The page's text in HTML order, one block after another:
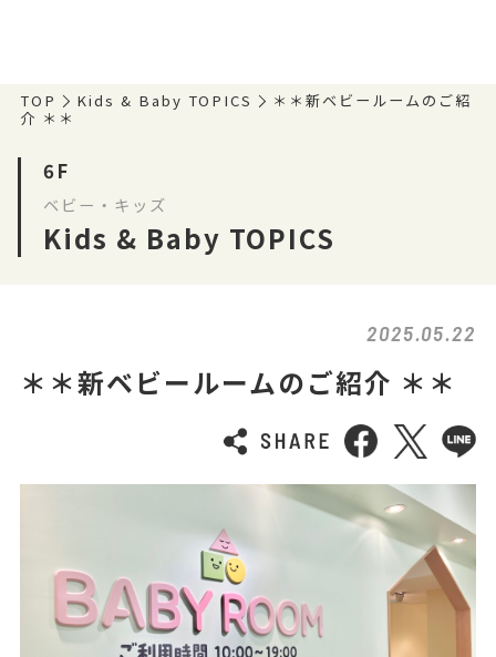
TOP Kids & Baby TOPICS
＊＊新ベビールームのご紹
介 ＊＊
6F
ベビー・キッズ
Kids & Baby TOPICS
2025.05.22
＊＊新ベビールームのご紹介 ＊＊